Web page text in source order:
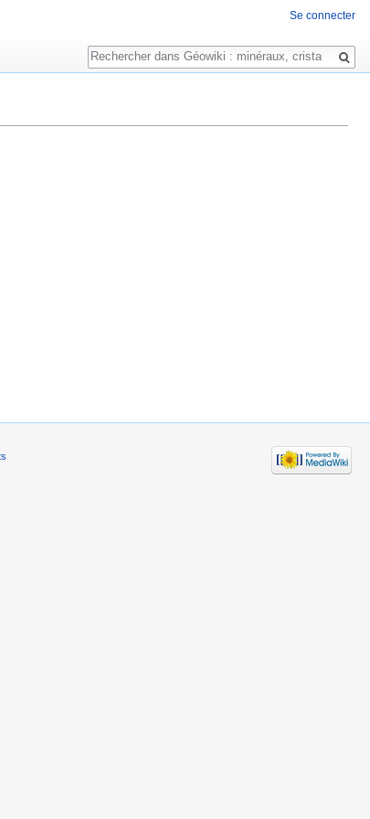
Se connecter
Rechercher